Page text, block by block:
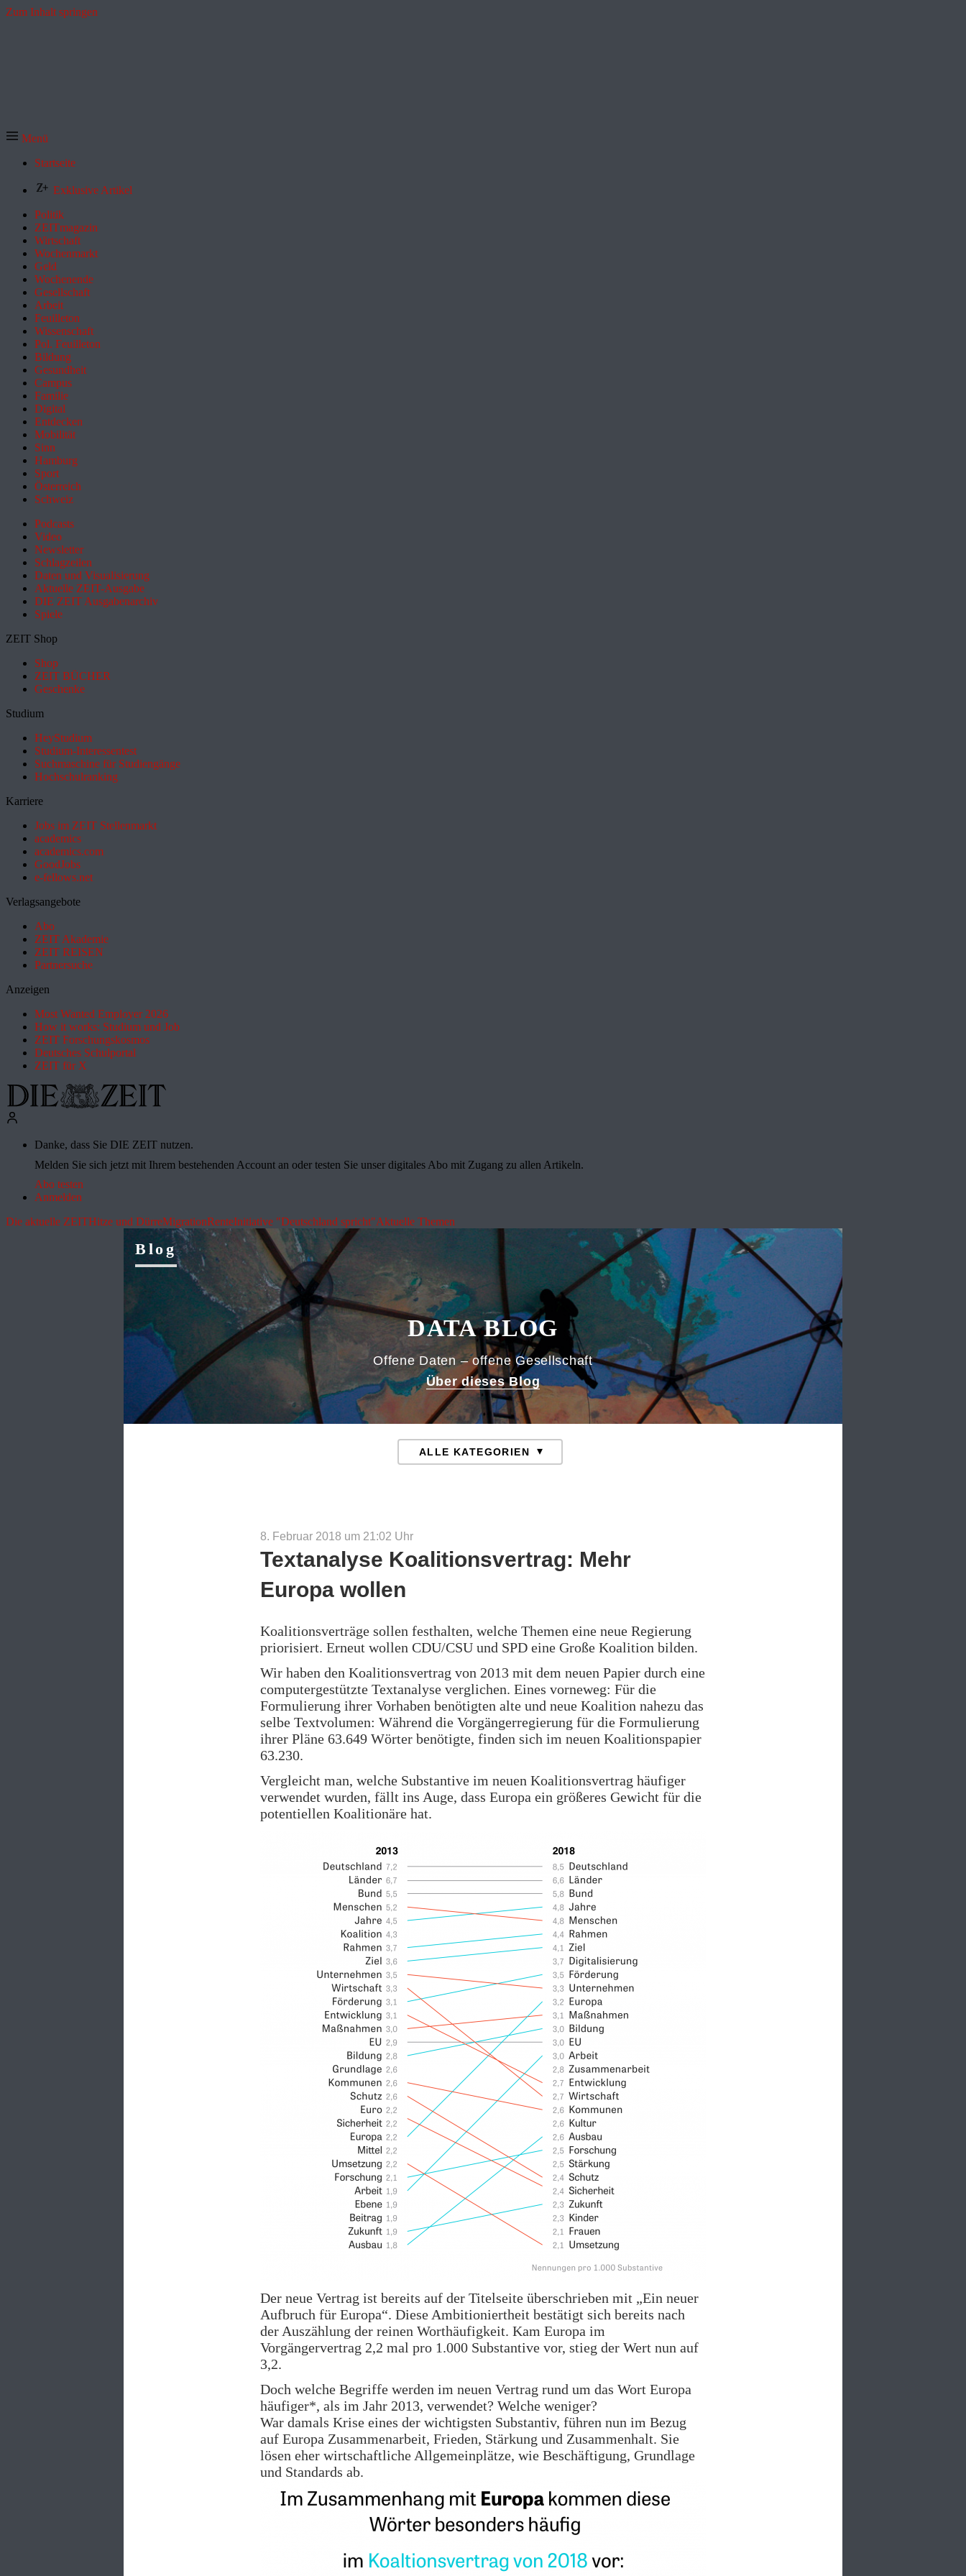
Zum Inhalt springen
Menü
Startseite
Exklusive Artikel
Politik
ZEITmagazin
Wirtschaft
Wochenmarkt
Geld
Wochenende
Gesellschaft
Arbeit
Feuilleton
Wissenschaft
Pol. Feuilleton
Bildung
Gesundheit
Campus
Familie
Digital
Entdecken
Mobilität
Sinn
Hamburg
Sport
Österreich
Schweiz
Podcasts
Video
Newsletter
Schlagzeilen
Daten und Visualisierung
Aktuelle ZEIT-Ausgabe
DIE ZEIT Ausgabenarchiv
Spiele
ZEIT Shop
Shop
ZEIT BÜCHER
Geschenke
Studium
HeyStudium
Studium-Interessentest
Suchmaschine für Studiengänge
Hochschulranking
Karriere
Jobs im ZEIT Stellenmarkt
academics
academics.com
GoodJobs
e-fellows.net
Verlagsangebote
Abo
ZEIT Akademie
ZEIT REISEN
Partnersuche
Anzeigen
Most Wanted Employer 2026
How it works: Studium und Job
ZEIT Forschungskosmos
Deutsches Schulportal
ZEIT für X
Danke, dass Sie DIE ZEIT nutzen.
Melden Sie sich jetzt mit Ihrem bestehenden Account an oder testen Sie unser digitales Abo mit Zugang zu allen Artikeln.
Abo testen
Anmelden
Die aktuelle ZEITHitze und DürreMigrationRenteInitiative "Deutschland spricht"Aktuelle Themen
Blog
DATA BLOG
Offene Daten – offene Gesellschaft
Über dieses Blog
8. Februar 2018 um 21:02 Uhr
Textanalyse Koalitionsvertrag: Mehr
Europa wollen
Koalitionsverträge sollen festhalten, welche Themen eine neue Regierung
priorisiert. Erneut wollen CDU/CSU und SPD eine Große Koalition bilden.
Wir haben den Koalitionsvertrag von 2013 mit dem neuen Papier durch eine
computergestützte Textanalyse verglichen. Eines vorneweg: Für die
Formulierung ihrer Vorhaben benötigten alte und neue Koalition nahezu das
selbe Textvolumen: Während die Vorgängerregierung für die Formulierung
ihrer Pläne 63.649 Wörter benötigte, finden sich im neuen Koalitionspapier
63.230.
Vergleicht man, welche Substantive im neuen Koalitionsvertrag häufiger
verwendet wurden, fällt ins Auge, dass Europa ein größeres Gewicht für die
potentiellen Koalitionäre hat.
Der neue Vertrag ist bereits auf der Titelseite überschrieben mit „Ein neuer
Aufbruch für Europa“. Diese Ambitioniertheit bestätigt sich bereits nach
der Auszählung der reinen Worthäufigkeit. Kam Europa im
Vorgängervertrag 2,2 mal pro 1.000 Substantive vor, stieg der Wert nun auf
3,2.
Doch welche Begriffe werden im neuen Vertrag rund um das Wort Europa
häufiger*, als im Jahr 2013, verwendet? Welche weniger?
War damals Krise eines der wichtigsten Substantiv, führen nun im Bezug
auf Europa Zusammenarbeit, Frieden, Stärkung und Zusammenhalt. Sie
lösen eher wirtschaftliche Allgemeinplätze, wie Beschäftigung, Grundlage
und Standards ab.